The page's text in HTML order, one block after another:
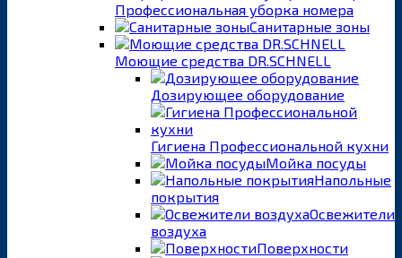
Профессиональная уборка номера
Санитарные зоны
Моющие средства DR.SCHNELL
Дозирующее оборудование
Гигиена Профессиональной кухни
Мойка посуды
Напольные
покрытия
Освежители
воздуха
Поверхности